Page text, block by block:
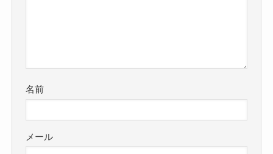
名前
メール